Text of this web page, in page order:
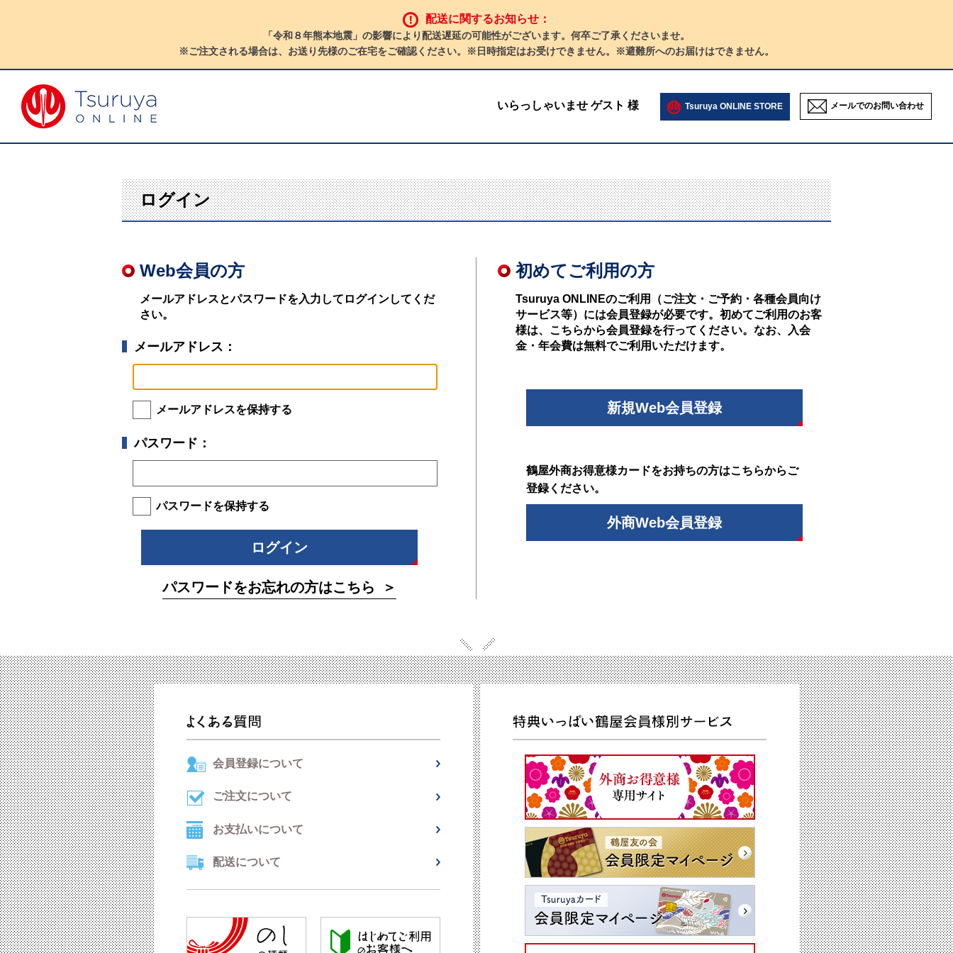
配送に関するお知らせ：
「令和８年熊本地震」の影響により配送遅延の可能性がございます。何卒ご了承くださいませ。
※ご注文される場合は、お送り先様のご在宅をご確認ください。※日時指定はお受けできません。※避難所へのお届けはできません。
いらっしゃいませ ゲスト 様 Tsuruya ONLINE STORE メールでのお問い合わせ
ログイン
Web会員の方
メールアドレスとパスワードを入力してログインしてくだ
さい。
メールアドレス：
メールアドレスを保持する
パスワード：
パスワードを保持する
パスワードをお忘れの方はこちら
初めてご利用の方
Tsuruya ONLINEのご利用（ご注文・ご予約・各種会員向け
サービス等）には会員登録が必要です。初めてご利用のお客
様は、こちらから会員登録を行ってください。なお、入会
金・年会費は無料でご利用いただけます。
新規Web会員登録
鶴屋外商お得意様カードをお持ちの方はこちらからご
登録ください。
外商Web会員登録
会員登録について
ご注文について
お支払いについて
配送について